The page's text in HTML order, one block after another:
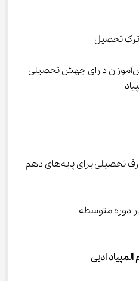
تحصیل
مجاز بودن دانش‌آموزان دارای جهش تحصیلی
رعایت سن متعارف تحصیلی برای پایه‌های دهم
دوره متوسطه
ادبی